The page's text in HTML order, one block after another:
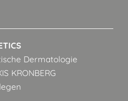
Dermatologie
KRONBERG